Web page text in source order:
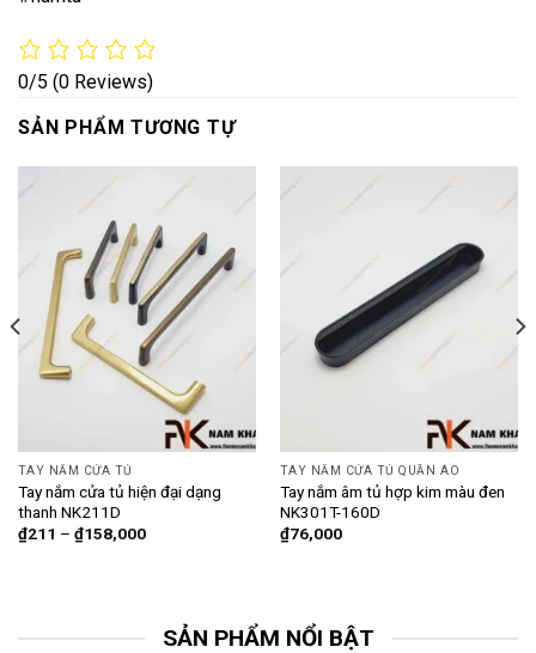
0/5 (0 Reviews)
SẢN PHẨM TƯƠNG TỰ
TAY NẮM CỬA TỦ
Tay nắm cửa tủ hiện đại dạng
thanh NK211D
₫211 – ₫158,000
TAY NẮM CỬA TỦ QUẦN ÁO
Tay nắm âm tủ hợp kim màu đen
NK301T-160D
₫76,000
SẢN PHẨM NỔI BẬT